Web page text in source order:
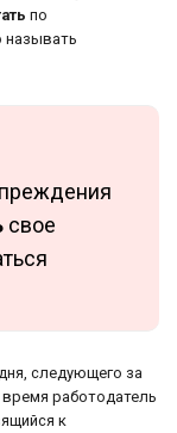
по
называть
свое
следующего за
работодатель
к